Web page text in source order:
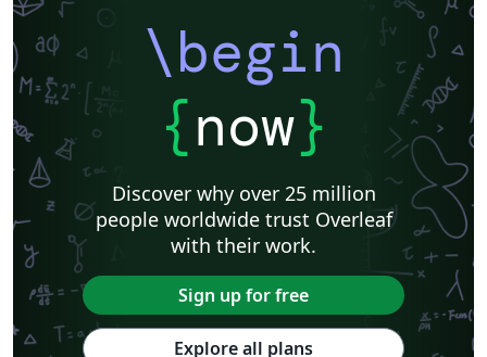
\begin
{now}
Discover why over 25 million
people worldwide trust Overleaf
with their work.
Sign up for free
Explore all plans